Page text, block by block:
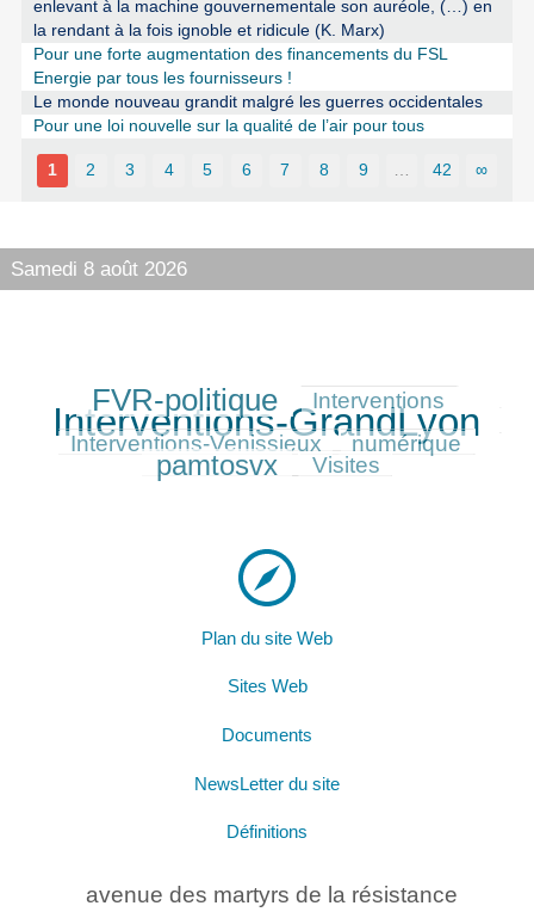
enlevant à la machine gouvernementale son auréole, (…) en
la rendant à la fois ignoble et ridicule (K. Marx)
Pour une forte augmentation des financements du FSL
Energie par tous les fournisseurs !
Le monde nouveau grandit malgré les guerres occidentales
Pour une loi nouvelle sur la qualité de l’air pour tous
1 2 3 4 5 6 7 8 9 42 ∞
Samedi 8 août 2026
FVR-politique Interventions
Interventions-GrandLyon
162/540
Interventions-Venissieux
176/540 numérique
297/540
pamtosvx Visites
Plan du site Web
Sites Web
Documents
NewsLetter du site
Définitions
avenue des martyrs de la résistance